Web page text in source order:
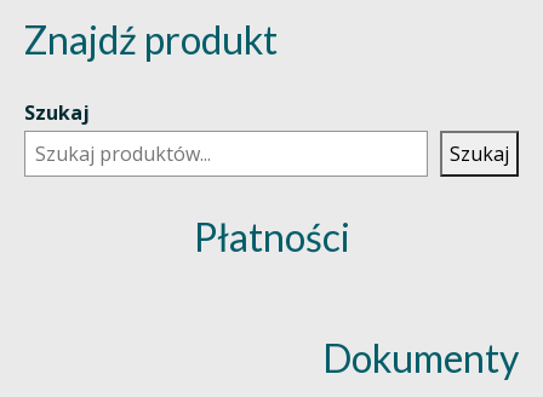
Znajdź produkt
Szukaj
Szukaj
Płatności
Dokumenty